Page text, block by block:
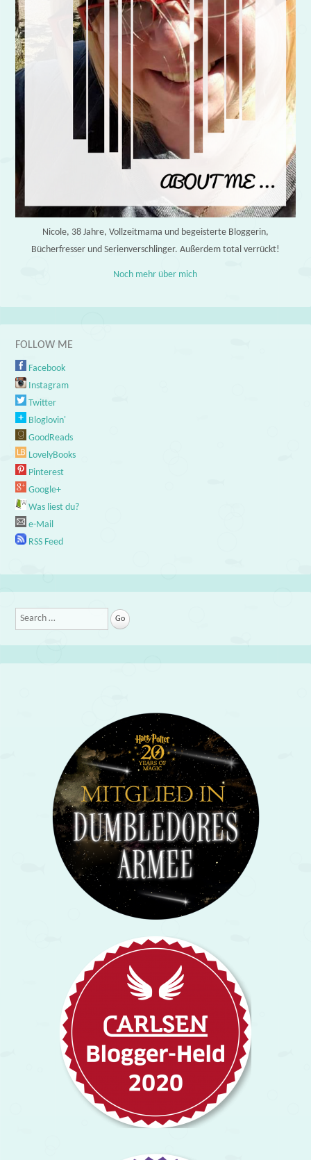
Nicole, 38 Jahre, Vollzeitmama und begeisterte Bloggerin,
Bücherfresser und Serienverschlinger. Außerdem total verrückt!
Noch mehr über mich
FOLLOW ME
Facebook
Instagram
Twitter
Bloglovin'
GoodReads
LovelyBooks
Pinterest
Google+
Was liest du?
e-Mail
RSS Feed
Search